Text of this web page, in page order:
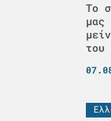
Το
μας
του